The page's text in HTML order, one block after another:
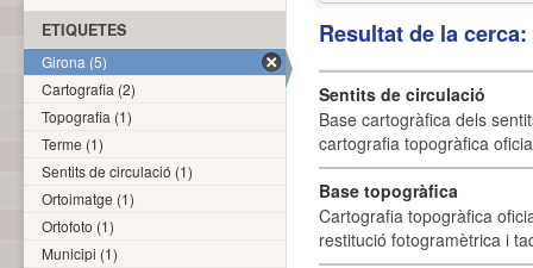
Resultat de la
Sentits de circulació
Base cartogràfica dels
cartografia topogràfica
Base topogràfica
Cartografia topogràfica
restitució fotogramètrica i
ETIQUETES
Girona (5)
Cartografia (2)
Topografia (1)
Terme (1)
Sentits de circulació (1)
Ortoimatge (1)
Ortofoto (1)
Municipi (1)